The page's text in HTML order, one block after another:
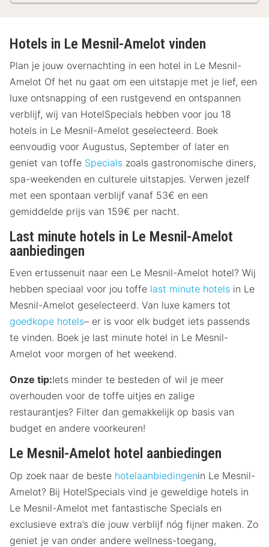
Hotels in Le Mesnil-Amelot vinden
Plan je jouw overnachting in een hotel in Le Mesnil-
Amelot Of het nu gaat om een uitstapje met je lief, een
luxe ontsnapping of een rustgevend en ontspannen
verblijf, wij van HotelSpecials hebben voor jou 18
hotels in Le Mesnil-Amelot geselecteerd. Boek
eenvoudig voor Augustus, September of later en
geniet van toffe Specials zoals gastronomische diners,
spa-weekenden en culturele uitstapjes. Verwen jezelf
met een spontaan verblijf vanaf 53€ en een
gemiddelde prijs van 159€ per nacht.
Last minute hotels in Le Mesnil-Amelot
aanbiedingen
Even ertussenuit naar een Le Mesnil-Amelot hotel? Wij
hebben speciaal voor jou toffe last minute hotels in Le
Mesnil-Amelot geselecteerd. Van luxe kamers tot
goedkope hotels– er is voor elk budget iets passends
te vinden. Boek je last minute hotel in Le Mesnil-
Amelot voor morgen of het weekend.
Onze tip:Iets minder te besteden of wil je meer
overhouden voor de toffe uitjes en zalige
restaurantjes? Filter dan gemakkelijk op basis van
budget en andere voorkeuren!
Le Mesnil-Amelot hotel aanbiedingen
Op zoek naar de beste hotelaanbiedingenin Le Mesnil-
Amelot? Bij HotelSpecials vind je geweldige hotels in
Le Mesnil-Amelot met fantastische Specials en
exclusieve extra’s die jouw verblijf nóg fijner maken. Zo
geniet je van onder andere wellness-toegang,